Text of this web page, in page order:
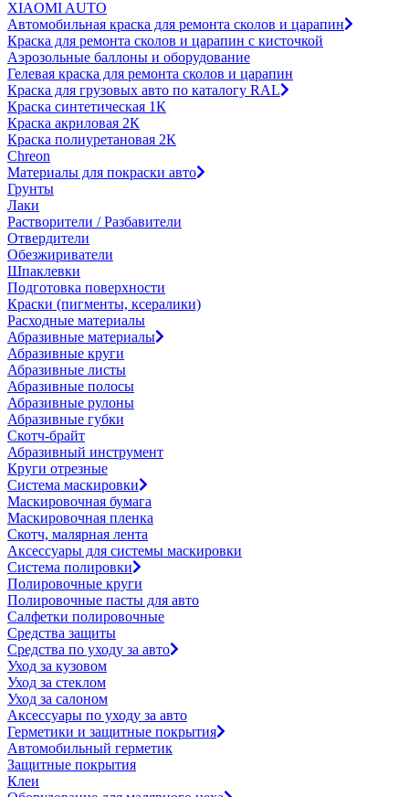
XIAOMI AUTO
Автомобильная краска для ремонта сколов и царапин
Краска для ремонта сколов и царапин с кисточкой
Аэрозольные баллоны и оборудование
Гелевая краска для ремонта сколов и царапин
Краска для грузовых авто по каталогу RAL
Краска синтетическая 1К
Краска акриловая 2К
Краска полиуретановая 2К
Chreon
Материалы для покраски авто
Грунты
Лаки
Растворители / Разбавители
Отвердители
Обезжириватели
Шпаклевки
Подготовка поверхности
Краски (пигменты, ксералики)
Расходные материалы
Абразивные материалы
Абразивные круги
Абразивные листы
Абразивные полосы
Абразивные рулоны
Абразивные губки
Скотч-брайт
Абразивный инструмент
Круги отрезные
Система маскировки
Маскировочная бумага
Маскировочная пленка
Скотч, малярная лента
Аксессуары для системы маскировки
Система полировки
Полировочные круги
Полировочные пасты для авто
Салфетки полировочные
Средства защиты
Средства по уходу за авто
Уход за кузовом
Уход за стеклом
Уход за салоном
Аксессуары по уходу за авто
Герметики и защитные покрытия
Автомобильный герметик
Защитные покрытия
Клеи